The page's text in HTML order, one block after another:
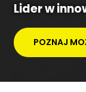
POZNAJ
Lider w